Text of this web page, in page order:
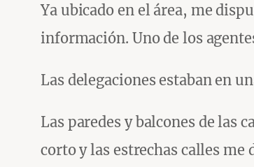
Ya ubicado en el área, me
información. Uno de los
Las delegaciones estaban en
Las paredes y balcones de las
corto y las estrechas calles me